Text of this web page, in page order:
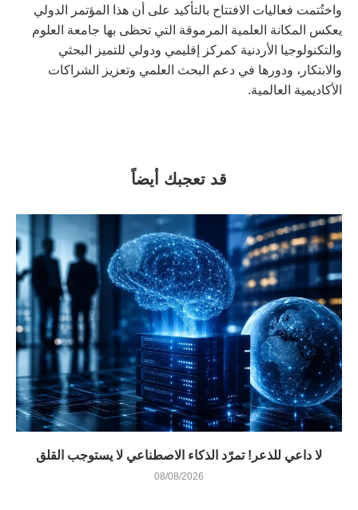
واختُتمت فعاليات الافتتاح بالتأكيد على أن هذا المؤتمر الدولي
يعكس المكانة العلمية المرموقة التي تحظى بها جامعة العلوم
والتكنولوجيا الأردنية كمركز إقليمي ودولي للتميز البحثي
والابتكار، ودورها في دعم البحث العلمي وتعزيز الشراكات
الأكاديمية العالمية.
قد تعجبك أيضاً
لا داعي للذعر! تمرّد الذكاء الاصطناعي لا يستوجب القلق
08/08/2026